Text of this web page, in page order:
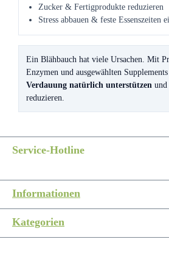
Zucker & Fertigprodukte reduzieren
Stress abbauen & feste Essenszeiten
Ein Blähbauch hat viele Ursachen. Mit
Enzymen und ausgewählten Supplements
Verdauung natürlich unterstützen
reduzieren.
Service-Hotline
Informationen
Kategorien